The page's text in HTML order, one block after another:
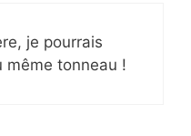
je pourrais
tonneau !